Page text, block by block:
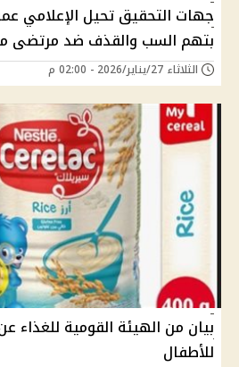
جهات التحقيق تحيل الإعلامي
بتهم السب والقذف ضد مرتضى
الثلاثاء 27/يناير/2026 - 02:00 م
بيان من الهيئة القومية للغذاء
للأطفال